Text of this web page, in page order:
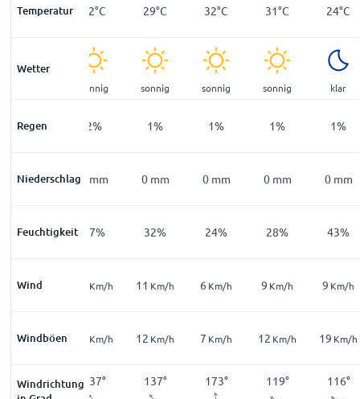
Temperatur
15°C 22°C 29°C 32°C 31°C 24°C
Wetter
sonnig sonnig sonnig sonnig klar
Regen
5% 2% 1% 1% 1% 1%
Niederschlag
0 mm 0 mm 0 mm 0 mm 0 mm 0 mm
Feuchtigkeit
66% 47% 32% 24% 28% 43%
Wind
7Km/h Km/h 11 Km/h 6 Km/h 9 Km/h 9 Km/h
Windböen
14Km/h Km/h 12 Km/h 7 Km/h 12 Km/h 19 Km/h
Windrichtung
112° 137° 137° 173° 119° 116°